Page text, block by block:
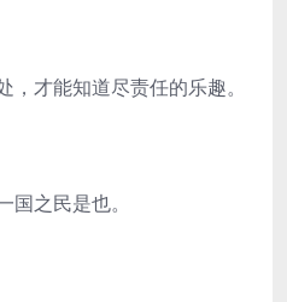
才能知道尽责任的乐趣。
之民是也。